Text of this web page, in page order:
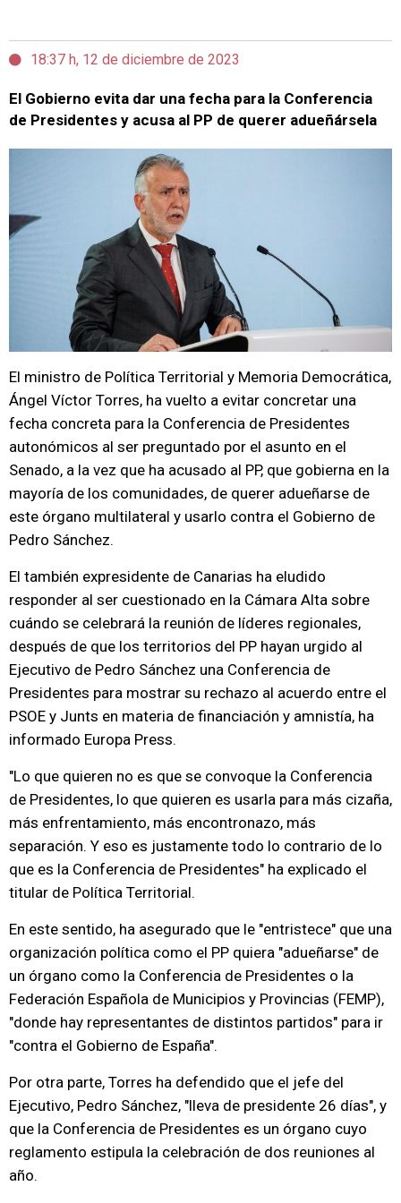
18:37 h, 12 de diciembre de 2023
El Gobierno evita dar una fecha para la Conferencia
de Presidentes y acusa al PP de querer adueñársela
El ministro de Política Territorial y Memoria Democrática,
Ángel Víctor Torres, ha vuelto a evitar concretar una
fecha concreta para la Conferencia de Presidentes
autonómicos al ser preguntado por el asunto en el
Senado, a la vez que ha acusado al PP, que gobierna en la
mayoría de los comunidades, de querer adueñarse de
este órgano multilateral y usarlo contra el Gobierno de
Pedro Sánchez.
El también expresidente de Canarias ha eludido
responder al ser cuestionado en la Cámara Alta sobre
cuándo se celebrará la reunión de líderes regionales,
después de que los territorios del PP hayan urgido al
Ejecutivo de Pedro Sánchez una Conferencia de
Presidentes para mostrar su rechazo al acuerdo entre el
PSOE y Junts en materia de financiación y amnistía, ha
informado Europa Press.
"Lo que quieren no es que se convoque la Conferencia
de Presidentes, lo que quieren es usarla para más cizaña,
más enfrentamiento, más encontronazo, más
separación. Y eso es justamente todo lo contrario de lo
que es la Conferencia de Presidentes" ha explicado el
titular de Política Territorial.
En este sentido, ha asegurado que le "entristece" que una
organización política como el PP quiera "adueñarse" de
un órgano como la Conferencia de Presidentes o la
Federación Española de Municipios y Provincias (FEMP),
"donde hay representantes de distintos partidos" para ir
"contra el Gobierno de España".
Por otra parte, Torres ha defendido que el jefe del
Ejecutivo, Pedro Sánchez, "lleva de presidente 26 días", y
que la Conferencia de Presidentes es un órgano cuyo
reglamento estipula la celebración de dos reuniones al
año.